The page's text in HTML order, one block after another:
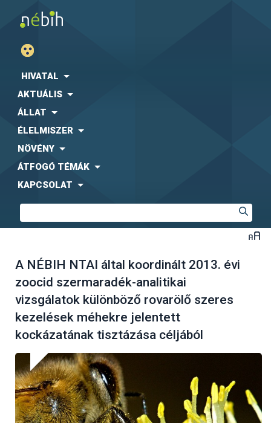
HIVATAL
AKTUÁLIS
ÁLLAT
ÉLELMISZER
NÖVÉNY
ÁTFOGÓ TÉMÁK
KAPCSOLAT
A NÉBIH NTAI által koordinált 2013. évi
zoocid szermaradék-analitikai
vizsgálatok különböző rovarölő szeres
kezelések méhekre jelentett
kockázatának tisztázása céljából